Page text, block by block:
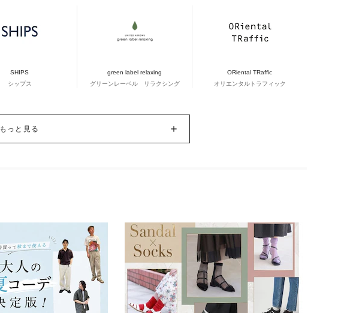
SHIPS
シップス
green label relaxing
グリーンレーベル リラクシング
ORiental TRaffic
オリエンタルトラフィック
もっと見る